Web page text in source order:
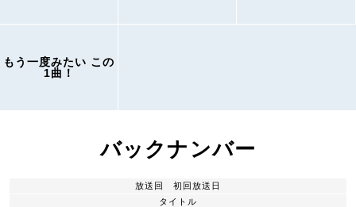
もう一度みたい この
1曲！
バックナンバー
放送回
初回放送日
タイトル